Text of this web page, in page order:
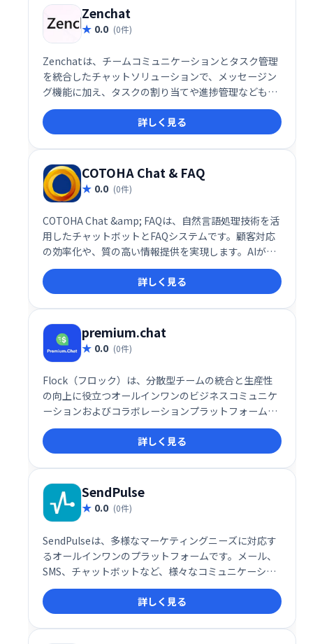
Zenchat
0.0 (0件)
Zenchatは、チームコミュニケーションとタスク管理
を統合したチャットソリューションで、メッセージン
グ機能に加え、タスクの割り当てや進捗管理なども一
元化します。
詳しく見る
COTOHA Chat & FAQ
0.0 (0件)
COTOHA Chat &amp; FAQは、自然言語処理技術を活
用したチャットボットとFAQシステムです。顧客対応
の効率化や、質の高い情報提供を実現します。AIが顧
客の質問を理解し、的確な回答を提供することで、問
い合わせ対応の負担を軽減し、顧客満足度の向上に貢
献します。導入実績も豊富で、様々な業種・規模の企
業で活用されています。
詳しく見る
premium.chat
0.0 (0件)
Flock（フロック）は、分散型チームの統合と生産性
の向上に役立つオールインワンのビジネスコミュニケ
ーションおよびコラボレーションプラットフォームで
す。
詳しく見る
SendPulse
0.0 (0件)
SendPulseは、多様なマーケティングニーズに対応す
るオールインワンのプラットフォームです。メール、
SMS、チャットボットなど、様々なコミュニケーショ
ンチャネルを活用したマーケティングキャンペーンを
効率的に実行できます。ユーザーフレンドリーなイン
ターフェースで、初心者にも簡単に利用可能。顧客エ
ンゲージメントを高め、ビジネス成長を促進します。
詳しく見る